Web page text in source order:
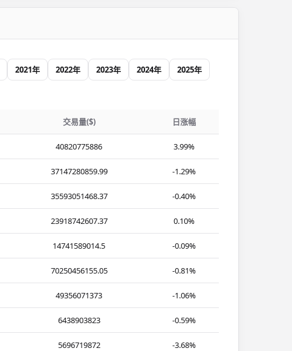
2021年 2022年 2023年 2024年
2025年
交易量($) 日涨幅
40820775886 3.99%
37147280859.99 -1.29%
35593051468.37 -0.40%
23918742607.37 0.10%
14741589014.5 -0.09%
70250456155.05 -0.81%
49356071373 -1.06%
6438903823 -0.59%
5696719872 -3.68%